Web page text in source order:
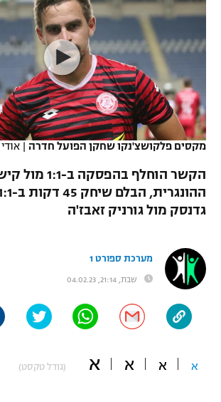
VOD
רץ ברשת
תוצאות
לוח שידורים
"מעל הליגה" – פודקאסט
נבחרת ישראל
מכבי חיפה
בית"ר ירושלים
מכבי תל אביב
הפועל תל אביב
הפועל חיפה
מכבי נתניה
בני יהודה
ליגה ספרדית
ליגה איטלקית
ליגה צרפתית
ליגה הולנדית
ליגה טורקית
ליגה סינית
ליגות נוספות
כדורסל נשים
מכבי תל אביב
הפועל חולון
הפועל ירושלים
דני אבדיה
יורוקאפ
טניס
כדוריד
כדורעף
שחייה
ג'ודו
אגרוף
ספורט אולימפי
UFC
היאבקות WWE
מקסים פלקושצ'נקו שחקן הפועל חדרה |
הקשר הוחלף
גדנסק מול גורניק זאבז'ה
מערכת ספורט 1
שבת, 21:14, 04.02.23
א א א א (גודל טקסט)